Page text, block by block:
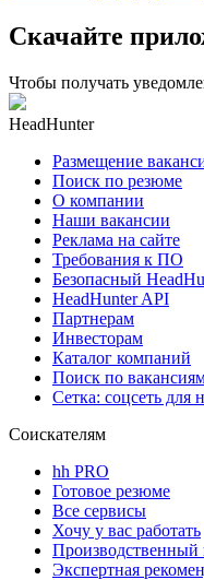
Скачайте
Чтобы получать
HeadHunter
Размещение
Поиск по резюме
О компании
Наши вакансии
Реклама на сайте
Требования к ПО
Безопасный
HeadHunter API
Партнерам
Инвесторам
Каталог компаний
Поиск по
Сетка: соцсеть для
Соискателям
hh PRO
Готовое резюме
Все сервисы
Хочу у вас работать
Производственный
Экспертная